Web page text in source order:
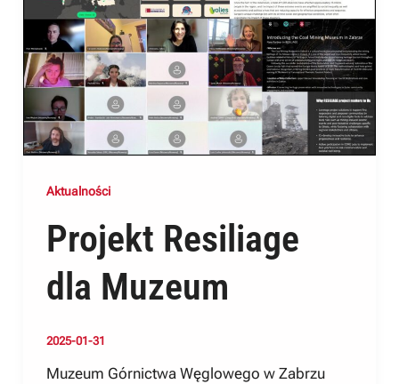
Aktualności
Projekt Resiliage
dla Muzeum
2025-01-31
Muzeum Górnictwa Węglowego w Zabrzu